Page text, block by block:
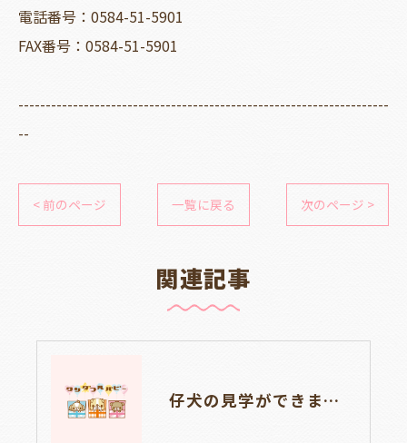
電話番号：0584-51-5901
FAX番号：0584-51-5901
--------------------------------------------------------------------
--
< 前のページ 一覧に戻る 次のページ >
関連記事
仔犬の見学ができます🐶岐阜県養老町のブリーダー「ワンダフルパピー」です。